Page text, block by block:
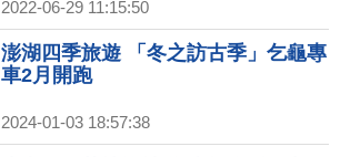
片，種珊瑚為海洋保育盡份心力；紅
羅村體驗「抱礅」古法捕魚，跟著匠
師修復石滬，還有魚灶煮小管！｜
1000步的繽紛台灣(415)
2022-06-29 11:15:50
澎湖四季旅遊 「冬之訪古季」乞龜專
車2月開跑
2024-01-03 18:57:38